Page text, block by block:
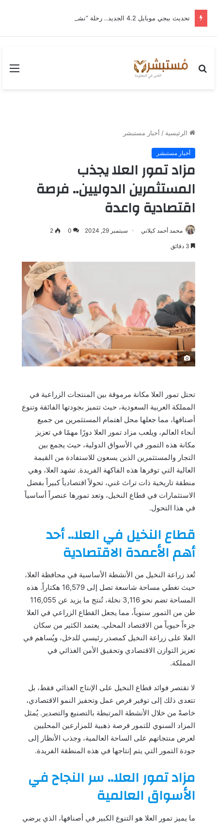
بحث
الرئيسية / أخبار مستبشر
أخبار مستبشر
مزاد تمور العلا يجذب
المستثمرين الدوليين.. فرصة
اقتصادية واعدة
محمد أحمد كيلاني سبتمبر 29, 2024 0
2
َ
تحتل تمور العلا مكانة مرموقة بين المنتجات الزراعية في
المملكة العربية السعودية، حيث تتميز بجودتها الفائقة وتنوع
أصنافها، مما جعلها محل اهتمام المستثمرين من جميع
أنحاء العالم، ويلعب مزاد تمور العلا دورًا مهمًا في تعزيز
مكانة هذه التمور في الأسواق الدولية، حيث يجمع بين
التجار والمستثمرين الذين يسعون للاستفادة من القيمة
العالية التي توفرها هذه الفاكهة الفريدة. تشهد العلا، وهي
منطقة تاريخية ذات تراث غني، تحولاً اقتصادياً كبيراً بفضل
الاستثمارات في قطاع النخيل، وتعد تمورها عنصراً أساسياً
في هذا التحول.
قطاع النخيل في العلا.. أحد
أهم الأعمدة الاقتصادية
تُعد زراعة النخيل من الأنشطة الأساسية في محافظة العلا،
حيث تغطي مساحة شاسعة تصل إلى 16,579 هكتاراً. هذه
المساحة تضم نحو 3,116 نخلة، تُنتج ما يزيد عن 116,055
طن من التمور سنوياً، مما يجعل القطاع الزراعي في العلا
جزءاً حيوياً من الاقتصاد المحلي. يعتمد الكثير من سكان
العلا على زراعة النخيل كمصدر رئيسي للدخل، ويُساهم في
تعزيز التوازن الاقتصادي وتحقيق الأمن الغذائي في
المملكة.
لا تقتصر فوائد قطاع النخيل على الإنتاج الغذائي فقط، بل
تتعدى ذلك إلى توفير فرص عمل وتحفيز النمو الاقتصادي،
خاصةً من خلال الأنشطة المرتبطة بالتصنيع والتصدير. يُمثل
المزاد السنوي للتمور فرصة ذهبية للمزارعين المحليين
لعرض منتجاتهم على الساحة العالمية، وجذب الأنظار إلى
جودة التمور التي يتم إنتاجها في هذه المنطقة الفريدة.
مزاد تمور العلا.. سر النجاح في
الأسواق العالمية
ما يميز تمور العلا هو التنوع الكبير في أصنافها، الذي يرضي